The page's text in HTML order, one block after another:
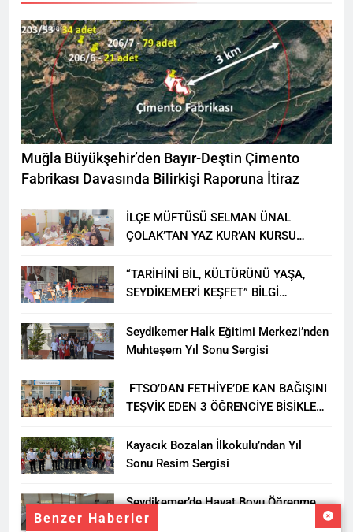
Benzer Haberler
Muğla Büyükşehir’den Bayır-Deştin Çimento
Fabrikası Davasında Bilirkişi Raporuna İtiraz
İLÇE MÜFTÜSÜ SELMAN ÜNAL
ÇOLAK’TAN YAZ KUR’AN KURSU
“TARİHİNİ BİL, KÜLTÜRÜNÜ YAŞA,
SEYDİKEMER’İ KEŞFET” BİLGİ
Seydikemer Halk Eğitimi Merkezi’nden
Muhteşem Yıl Sonu Sergisi
FTSO’DAN FETHİYE’DE KAN BAĞIŞINI
TEŞVİK EDEN 3 ÖĞRENCİYE BİSİKLET
Kayacık Bozalan İlkokulu’ndan Yıl
Sonu Resim Sergisi
Seydikemer’de Hayat Boyu Öğrenme
Haftası Kadıköy Sergisiyle Başladı